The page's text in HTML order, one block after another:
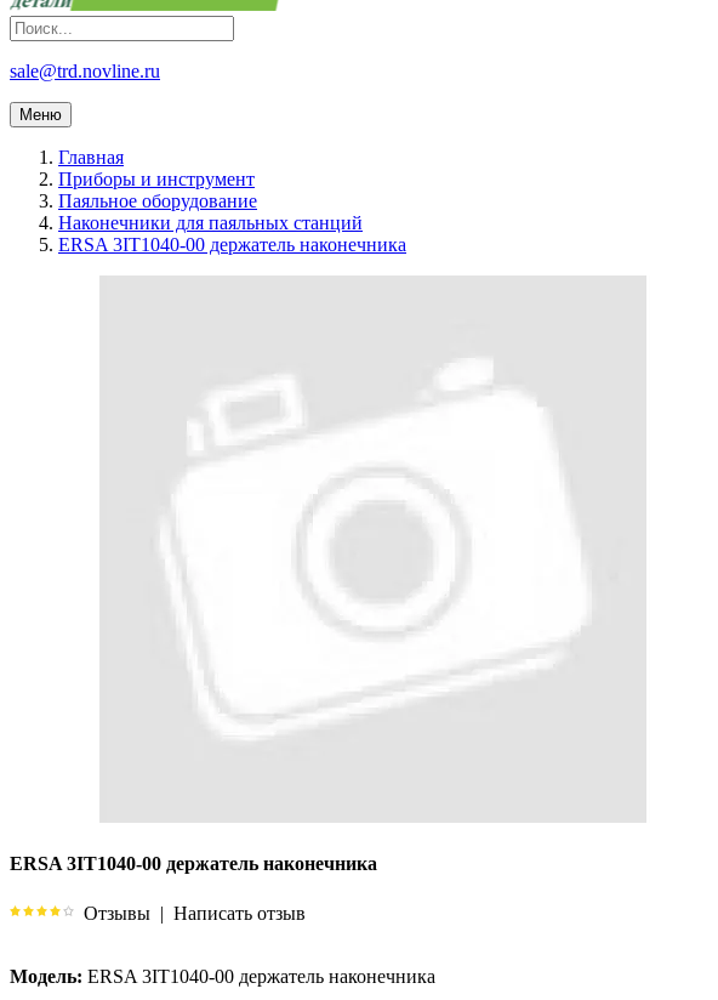
sale@trd.novline.ru
Меню
Главная
Приборы и инструмент
Паяльное оборудование
Наконечники для паяльных станций
ERSA 3IT1040-00 держатель наконечника
ERSA 3IT1040-00 держатель наконечника
Отзывы | Написать отзыв
Модель: ERSA 3IT1040-00 держатель наконечника